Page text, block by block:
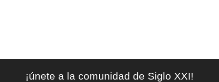
¡únete a la comunidad de Siglo XXI!